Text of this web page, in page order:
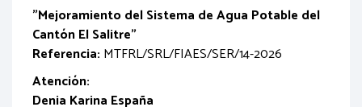
"Mejoramiento del Sistema de Agua Potable del
Cantón El Salitre"
Referencia: MTFRL/SRL/FIAES/SER/14-2026
Atención:
Denia Karina España